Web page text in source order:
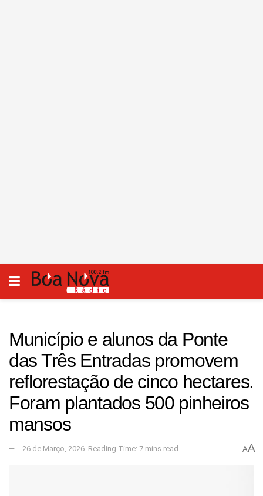
Município e alunos da Ponte
das Três Entradas promovem
reflorestação de cinco hectares.
Foram plantados 500 pinheiros
mansos
26 de Março, 2026 Reading Time: 7 mins read AA